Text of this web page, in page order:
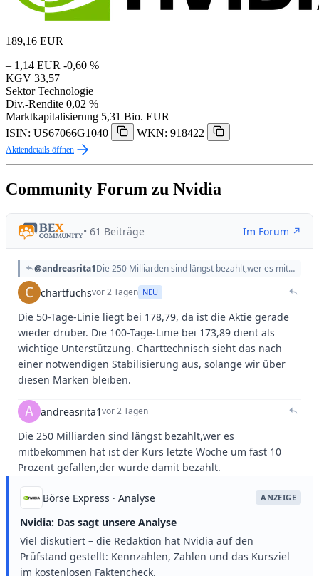
189,16 EUR
– 1,14 EUR -0,60 %
KGV 33,57
Sektor Technologie
Div.-Rendite 0,02 %
Marktkapitalisierung 5,31 Bio. EUR
ISIN: US67066G1040
WKN: 918422
Aktiendetails öffnen
Community Forum zu Nvidia